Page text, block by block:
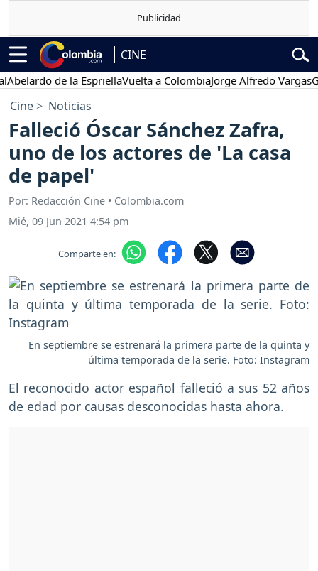
CINE
de la EspriellaVuelta a ColombiaJorge Alfredo Vargas
Cine Noticias
Falleció Óscar Sánchez Zafra,
uno de los actores de 'La casa
de papel'
Por: Redacción Cine • Colombia.com
Mié, 09 Jun 2021 4:54 pm
Comparte en:
En septiembre se estrenará la primera parte de la quinta y
última temporada de la serie. Foto: Instagram
El reconocido actor español falleció a sus 52 años
de edad por causas desconocidas hasta ahora.